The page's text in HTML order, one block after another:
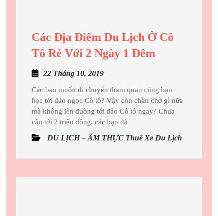
Các Địa Điểm Du Lịch Ở Cô
Tô Rẻ Với 2 Ngày 1 Đêm
Du
Lịch
Cô
Tô Rẻ Với
2
Ngày
22 Tháng 10, 201922
Tháng
10,
2019
Các bạn muốn đi chuyến tham quan cùng bạn
học tới đảo ngọc Cô tô? Vậy còn chần chờ gì nữa
mà không lên đường tới đảo Cô tô ngay? Chưa
cần tới 2 triệu đồng, các bạn đã
DU LỊCH – ẨM THỰC Thuê Xe Du Lịch